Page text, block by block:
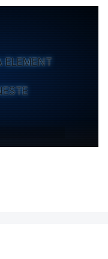
ELEMENT